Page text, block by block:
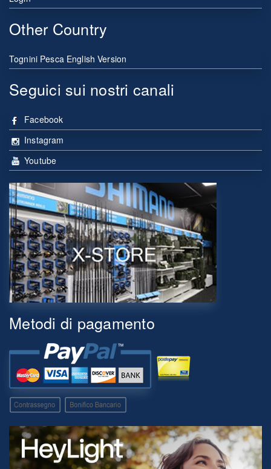
Other Country
Tognini Pesca English Version
Seguici sui nostri canali
Facebook
Instagram
Youtube
Metodi di pagamento